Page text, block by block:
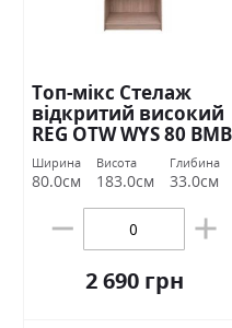
Топ-мікс Стелаж
відкритий високий
REG OTW WYS 80 ВМВ
Холдинг
Ширина
80.0см
Висота
183.0см
Глибина
33.0см
2 690 грн